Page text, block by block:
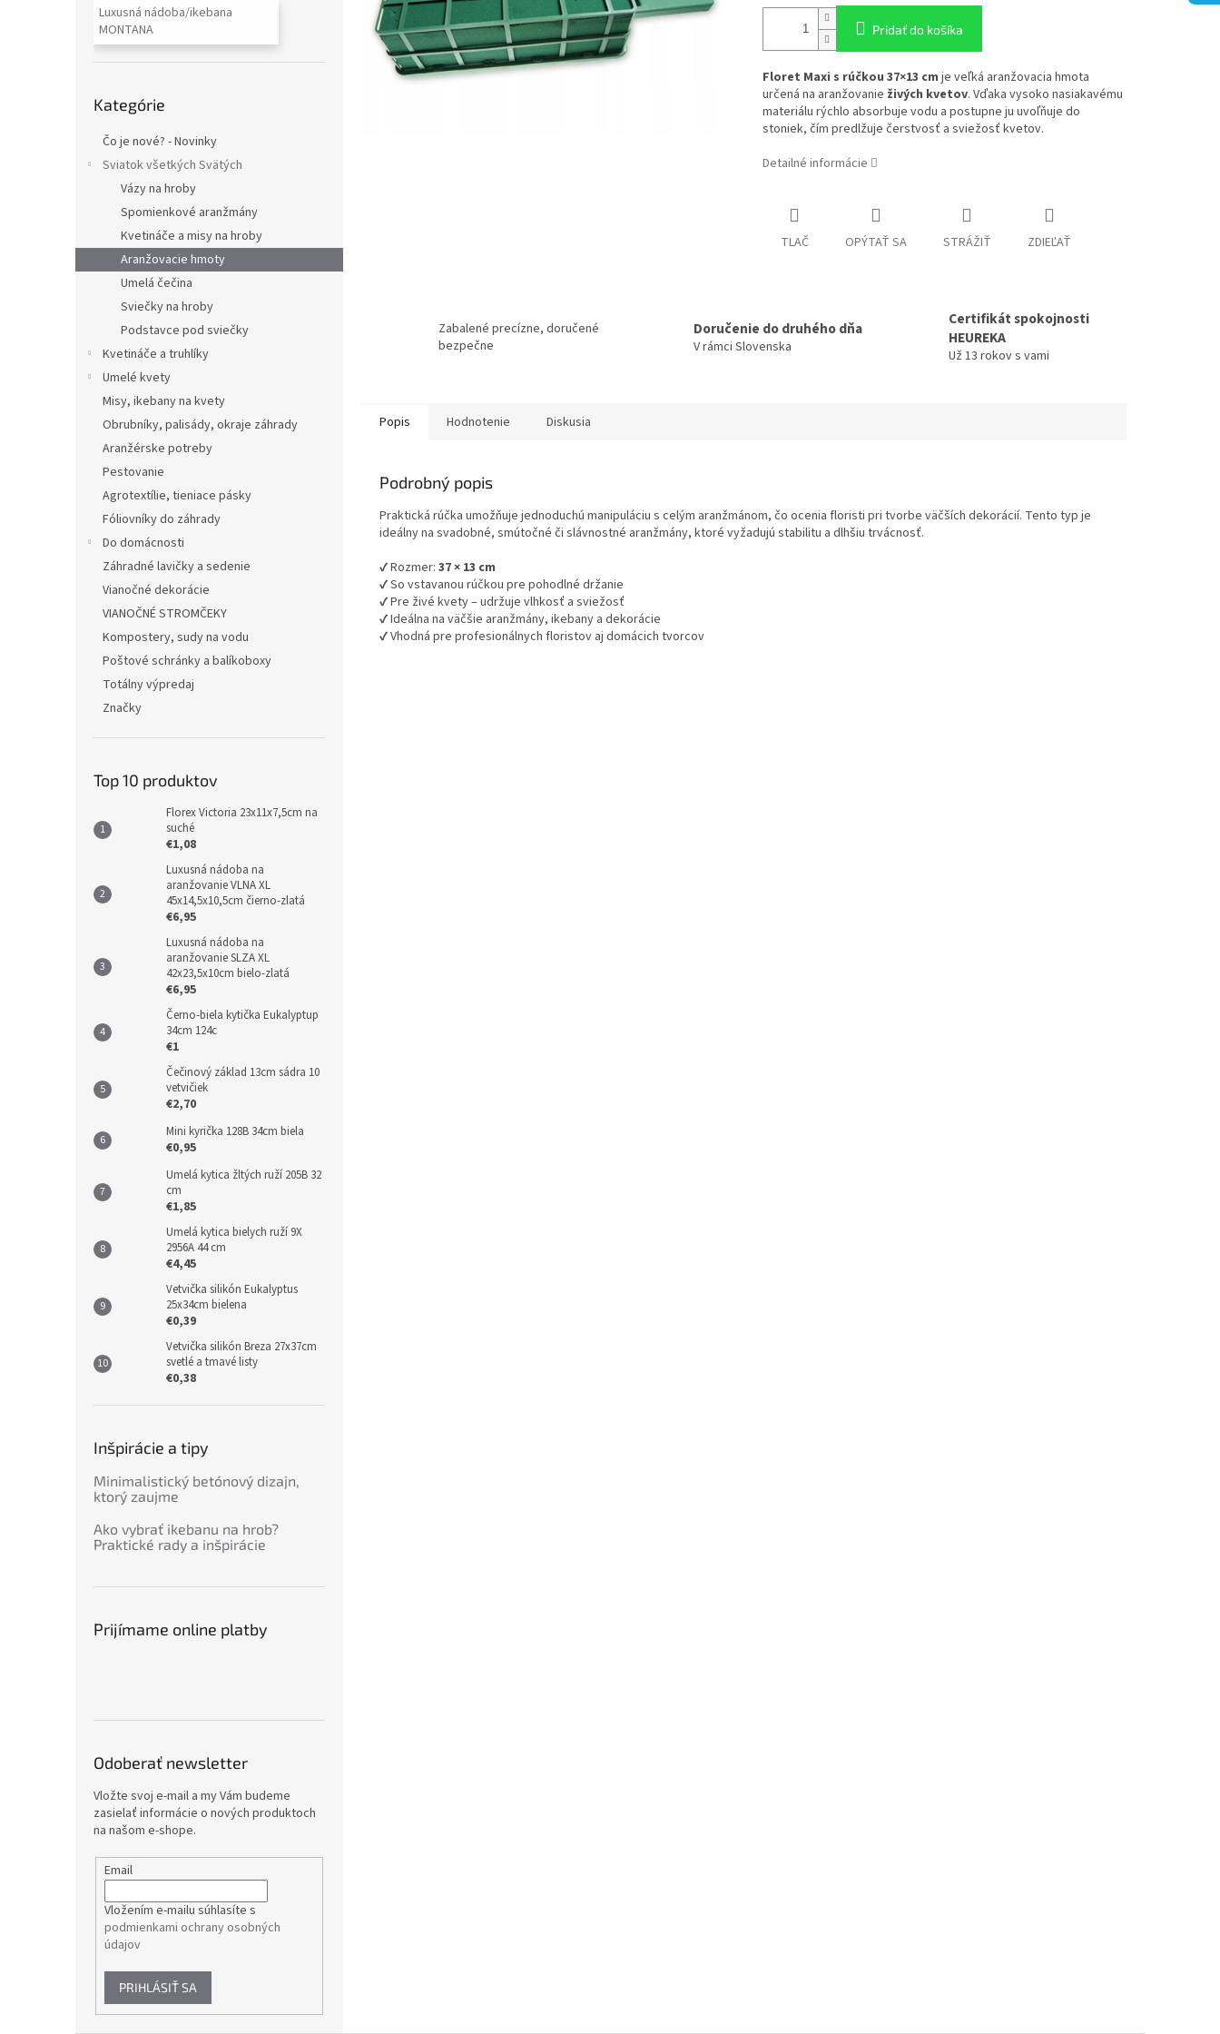
Luxusná nádoba/ikebana
MONTANA
kategórie
Kategórie
Čo je nové? - Novinky
Sviatok všetkých Svätých
Vázy na hroby
Spomienkové aranžmány
Kvetináče a misy na hroby
Aranžovacie hmoty
Umelá čečina
Sviečky na hroby
Podstavce pod sviečky
Kvetináče a truhlíky
Umelé kvety
Misy, ikebany na kvety
Obrubníky, palisády, okraje záhrady
Aranžérske potreby
Pestovanie
Agrotextílie, tieniace pásky
Fóliovníky do záhrady
Do domácnosti
Záhradné lavičky a sedenie
Vianočné dekorácie
VIANOČNÉ STROMČEKY
Kompostery, sudy na vodu
Poštové schránky a balíkoboxy
Totálny výpredaj
Značky
Top 10 produktov
Florex Victoria 23x11x7,5cm na
suché
€1,08
Luxusná nádoba na
aranžovanie VLNA XL
45x14,5x10,5cm čierno-zlatá
€6,95
Luxusná nádoba na
aranžovanie SLZA XL
42x23,5x10cm bielo-zlatá
€6,95
Černo-biela kytička Eukalyptup
34cm 124c
€1
Čečinový základ 13cm sádra 10
vetvičiek
€2,70
Mini kyrička 128B 34cm biela
€0,95
Umelá kytica žltých ruží 205B 32
cm
€1,85
Umelá kytica bielych ruží 9X
2956A 44 cm
€4,45
Vetvička silikón Eukalyptus
25x34cm bielena
€0,39
Vetvička silikón Breza 27x37cm
svetlé a tmavé listy
€0,38
Inšpirácie a tipy
Minimalistický betónový dizajn,
ktorý zaujme
Ako vybrať ikebanu na hrob?
Praktické rady a inšpirácie
Prijímame online platby
Odoberať newsletter
Vložte svoj e-mail a my Vám budeme
zasielať informácie o nových produktoch
na našom e-shope.
Email
Vložením e-mailu súhlasíte s
podmienkami ochrany osobných
údajov
PRIHLÁSIŤ SA
Pridať do košíka
Floret Maxi s rúčkou 37×13 cm je veľká aranžovacia hmota
určená na aranžovanie živých kvetov. Vďaka vysoko nasiakavému
materiálu rýchlo absorbuje vodu a postupne ju uvoľňuje do
stoniek, čím predlžuje čerstvosť a sviežosť kvetov.
Detailné informácie
TLAČ OPÝTAŤ SA STRÁŽIŤ ZDIEĽAŤ
Zabalené precízne, doručené
bezpečne
Doručenie do druhého dňa
V rámci Slovenska
Certifikát spokojnosti
HEUREKA
Už 13 rokov s vami
Popis Hodnotenie Diskusia
Podrobný popis
Praktická rúčka umožňuje jednoduchú manipuláciu s celým aranžmánom, čo ocenia floristi pri tvorbe väčších dekorácií. Tento typ je
ideálny na svadobné, smútočné či slávnostné aranžmány, ktoré vyžadujú stabilitu a dlhšiu trvácnosť.
✔ Rozmer: 37 × 13 cm
✔ So vstavanou rúčkou pre pohodlné držanie
✔ Pre živé kvety – udržuje vlhkosť a sviežosť
✔ Ideálna na väčšie aranžmány, ikebany a dekorácie
✔ Vhodná pre profesionálnych floristov aj domácich tvorcov